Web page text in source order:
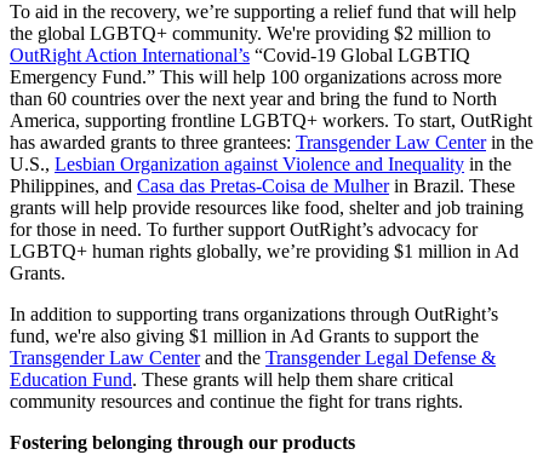
To aid in the recovery, we’re supporting a relief fund that will help
the global LGBTQ+ community. We're providing $2 million to
OutRight Action International’s “Covid-19 Global LGBTIQ
Emergency Fund.” This will help 100 organizations across more
than 60 countries over the next year and bring the fund to North
America, supporting frontline LGBTQ+ workers. To start, OutRight
has awarded grants to three grantees: Transgender Law Centerin the
U.S., Lesbian Organization against Violence and Inequality in the
Philippines, and Casa das Pretas-Coisa de Mulherin Brazil. These
grants will help provide resources like food, shelter and job training
for those in need. To further support OutRight’s advocacy for
LGBTQ+ human rights globally, we’re providing $1 million in Ad
Grants.
In addition to supporting trans organizations through OutRight’s
fund, we're also giving $1 million in Ad Grants to support the
Transgender Law Centerand the Transgender Legal Defense &
Education Fund. These grants will help them share critical
community resources and continue the fight for trans rights.
Fostering belonging through our products